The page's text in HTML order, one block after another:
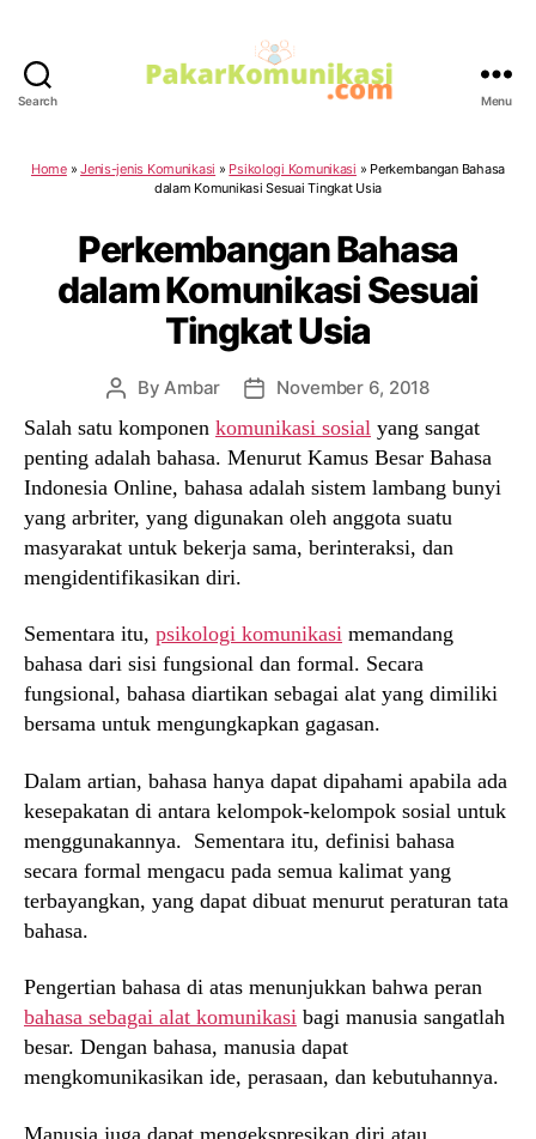
Search Menu
Home»Jenis-jenis Komunikasi » Psikologi Komunikasi » Perkembangan Bahasa
dalam Komunikasi Sesuai Tingkat Usia
Perkembangan Bahasa
dalam Komunikasi Sesuai
Tingkat Usia
Post
author
ByAmbar
Post
date
November 6, 2018
Salah satu komponen komunikasi sosial yang sangat
penting adalah bahasa. Menurut Kamus Besar Bahasa
Indonesia Online, bahasa adalah sistem lambang bunyi
yang arbriter, yang digunakan oleh anggota suatu
masyarakat untuk bekerja sama, berinteraksi, dan
mengidentifikasikan diri.
Sementara itu, psikologi komunikasi memandang
bahasa dari sisi fungsional dan formal. Secara
fungsional, bahasa diartikan sebagai alat yang dimiliki
bersama untuk mengungkapkan gagasan.
Dalam artian, bahasa hanya dapat dipahami apabila ada
kesepakatan di antara kelompok-kelompok sosial untuk
menggunakannya. Sementara itu, definisi bahasa
secara formal mengacu pada semua kalimat yang
terbayangkan, yang dapat dibuat menurut peraturan tata
bahasa.
Pengertian bahasa di atas menunjukkan bahwa peran
bahasa sebagai alat komunikasi bagi manusia sangatlah
besar. Dengan bahasa, manusia dapat
mengkomunikasikan ide, perasaan, dan kebutuhannya.
Manusia juga dapat mengekspresikan diri atau